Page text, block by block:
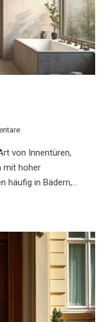
von Innentüren,
mit hoher
häufig in Bädern,
verhindern. In
Tipps zur
Lebensdauer
Materialien am